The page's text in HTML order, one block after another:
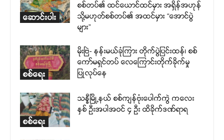
ဆောင်းပါး
စစ်တပ်၏ ထင်ယောင်ထင်မှား အရှိန်အဟုန်
သို့မဟုတ်စစ်တပ်၏ အထင်မှား “အောင်ပွဲ
များ”
စစ်ရေး
မိုးဗြဲ- နန်းမယ်ခုံကြား တိုက်ပွဲပြင်းထန်၊ စစ်
ကော်မရှင်တပ် လေကြောင်းတိုက်ခိုက်မှု
ပြုလုပ်နေ
စစ်ရေး
သန္နီမြို့နယ် စစ်ကျန်ဗုံးပေါက်ကွဲ ကလေး
နှစ် ဦးအပါအဝင် ၄ ဦး ထိခိုက်ဒဏ်ရာရ